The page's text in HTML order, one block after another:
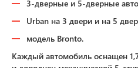
3-дверные и 5-дверные
Urban на 3 двери и на 5
модель Bronto.
Каждый автомобиль оснащен